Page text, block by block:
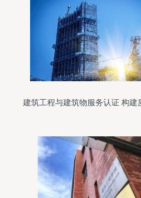
建筑工程与建筑物服务认证 构建